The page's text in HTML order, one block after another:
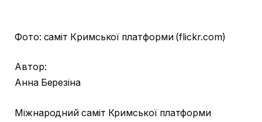
Фото: саміт Кримської платформи (flickr.com)
Автор:
Анна Березіна
Міжнародний саміт Кримської платформи